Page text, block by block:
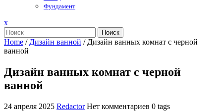
Фундамент
xЗакрыть
меню
Поиск
Home / Дизайн ванной / Дизайн ванных комнат с черной
ванной
Дизайн ванных комнат с черной
ванной
24 апреля 2025 Redactor Нет комментариев 0 tags